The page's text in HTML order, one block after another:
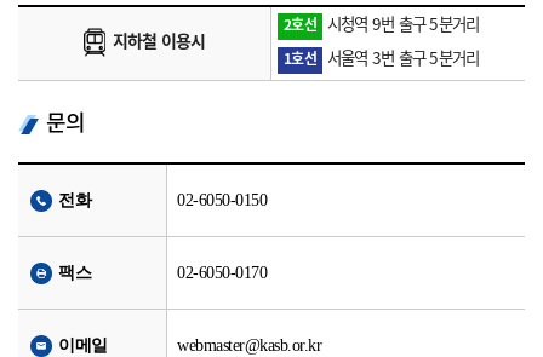
지하철 이용시
2호선 시청역 9번 출구 5분거리
1호선 서울역 3번 출구 5분거리
문의
전화 02-6050-0150
팩스 02-6050-0170
이메일 webmaster@kasb.or.kr